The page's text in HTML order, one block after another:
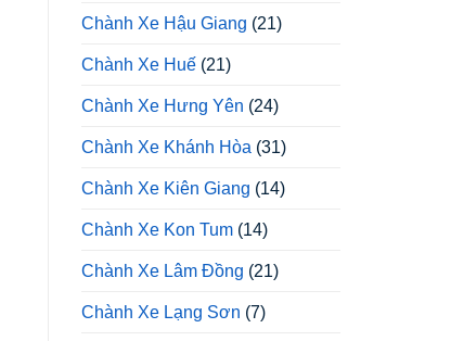
Chành Xe Hậu Giang (21)
Chành Xe Huế (21)
Chành Xe Hưng Yên (24)
Chành Xe Khánh Hòa (31)
Chành Xe Kiên Giang (14)
Chành Xe Kon Tum (14)
Chành Xe Lâm Đồng (21)
Chành Xe Lạng Sơn (7)